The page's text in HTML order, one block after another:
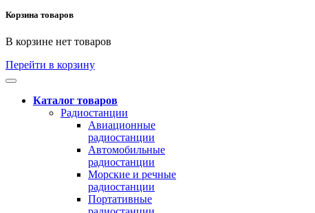
Корзина товаров
В корзине нет товаров
Перейти в корзину
Каталог товаров
Радиостанции
Авиационные
радиостанции
Автомобильные
радиостанции
Морские и речные
радиостанции
Портативные